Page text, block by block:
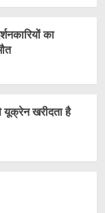
का
यूक्रेन खरीदता है